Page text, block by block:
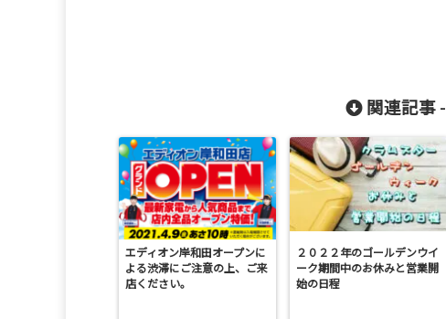
関連記事 -
エディオン岸和田オープンに
よる渋滞にご注意の上、ご来
店ください。
２０２２年のゴールデンウイ
ーク期間中のお休みと営業開
始の日程